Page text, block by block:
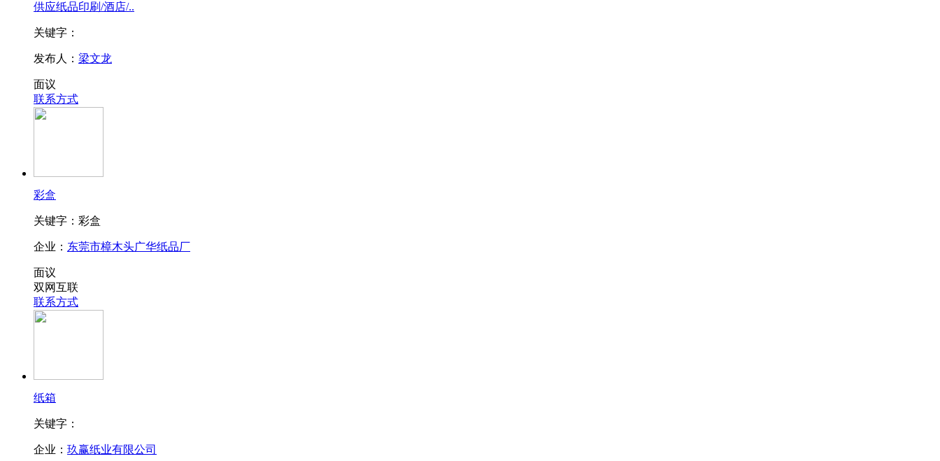
供应纸品印刷/酒店/..
关键字：
发布人： 梁文龙
面议
联系方式
彩盒
关键字：彩盒
企业： 东莞市樟木头广华纸品厂
面议
双网互联
联系方式
纸箱
关键字：
企业： 玖赢纸业有限公司